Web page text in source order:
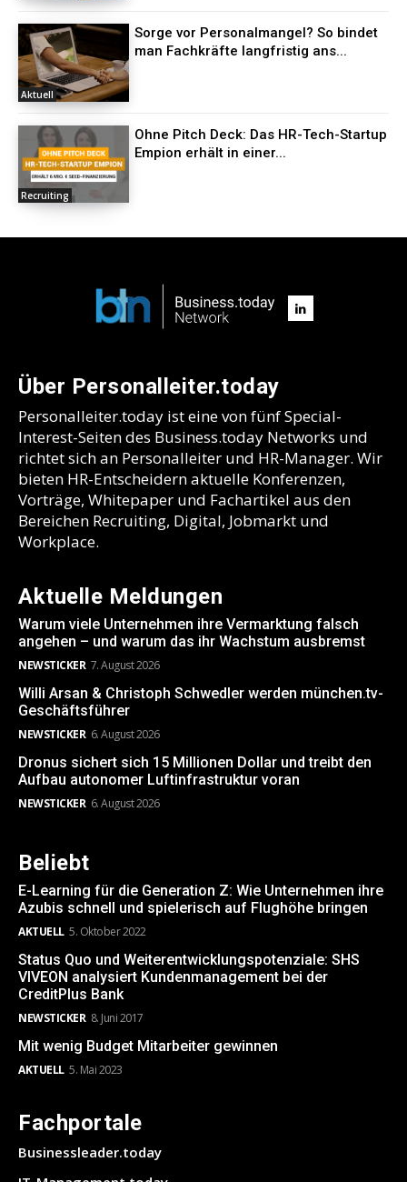
Aktuell
Sorge vor Personalmangel? So bindet
man Fachkräfte langfristig ans...
Recruiting
Ohne Pitch Deck: Das HR-Tech-Startup
Empion erhält in einer...
Über Personalleiter.today
Personalleiter.today ist eine von fünf Special-
Interest-Seiten des Business.today Networks und
richtet sich an Personalleiter und HR-Manager. Wir
bieten HR-Entscheidern aktuelle Konferenzen,
Vorträge, Whitepaper und Fachartikel aus den
Bereichen Recruiting, Digital, Jobmarkt und
Workplace.
Aktuelle Meldungen
Warum viele Unternehmen ihre Vermarktung falsch
angehen – und warum das ihr Wachstum ausbremst
NEWSTICKER 7. August 2026
Willi Arsan & Christoph Schwedler werden münchen.tv-
Geschäftsführer
NEWSTICKER 6. August 2026
Dronus sichert sich 15 Millionen Dollar und treibt den
Aufbau autonomer Luftinfrastruktur voran
NEWSTICKER 6. August 2026
Beliebt
E-Learning für die Generation Z: Wie Unternehmen ihre
Azubis schnell und spielerisch auf Flughöhe bringen
AKTUELL 5. Oktober 2022
Status Quo und Weiterentwicklungspotenziale: SHS
VIVEON analysiert Kundenmanagement bei der
CreditPlus Bank
NEWSTICKER 8. Juni 2017
Mit wenig Budget Mitarbeiter gewinnen
AKTUELL 5. Mai 2023
Fachportale
Businessleader.today